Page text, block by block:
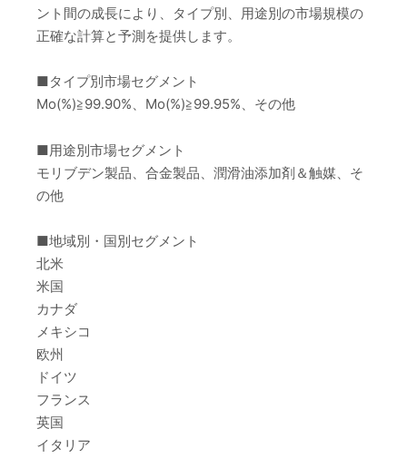
ント間の成長により、タイプ別、用途別の市場規模の
正確な計算と予測を提供します。
■タイプ別市場セグメント
Mo(%)≧99.90%、Mo(%)≧99.95%、その他
■用途別市場セグメント
モリブデン製品、合金製品、潤滑油添加剤＆触媒、そ
の他
■地域別・国別セグメント
北米
米国
カナダ
メキシコ
欧州
ドイツ
フランス
英国
イタリア